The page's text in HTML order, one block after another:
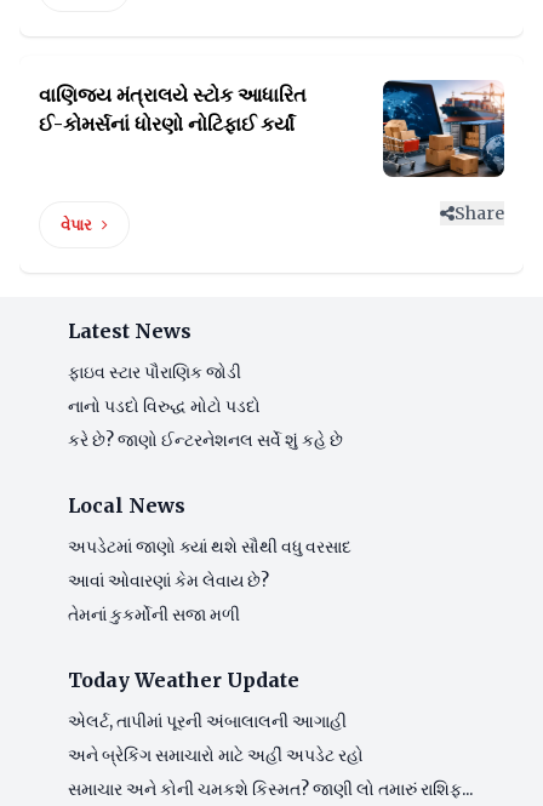
વાણિજ્ય મંત્રાલયે સ્ટોક આધારિત
ઈ-કોમર્સનાં ધોરણો નોટિફાઈ કર્યાં
વેપાર
Share
Latest News
ફાઇવ સ્ટાર પૌરાણિક જોડી
નાનો પડદો વિરુદ્ધ મોટો પડદો
કરે છે? જાણો ઈન્ટરનેશનલ સર્વે શું કહે છે
Local News
અપડેટમાં જાણો ક્યાં થશે સૌથી વધુ વરસાદ
આવાં ઓવારણાં કેમ લેવાય છે?
તેમનાં કુકર્મોની સજા મળી
Today Weather Update
એલર્ટ, તાપીમાં પૂરની અંબાલાલની આગાહી
અને બ્રેકિંગ સમાચારો માટે અહીં અપડેટ રહો
સમાચાર અને કોની ચમકશે કિસ્મત? જાણી લો તમારું રાશિફ...